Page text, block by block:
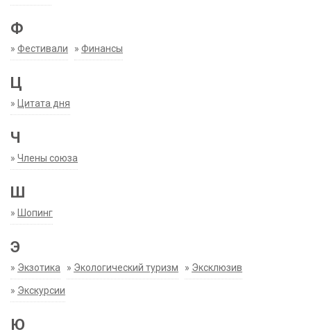
Ф
» Фестивали » Финансы
Ц
» Цитата дня
Ч
» Члены союза
Ш
» Шопинг
Э
» Экзотика » Экологический туризм » Эксклюзив
» Экскурсии
Ю